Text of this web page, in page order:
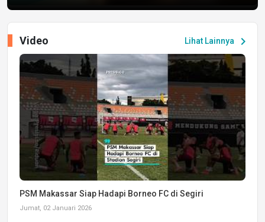
Lihat Lainnya chevron_right
Video
PSM Makassar Siap Hadapi Borneo FC di Segiri
Jumat, 02 Januari 2026